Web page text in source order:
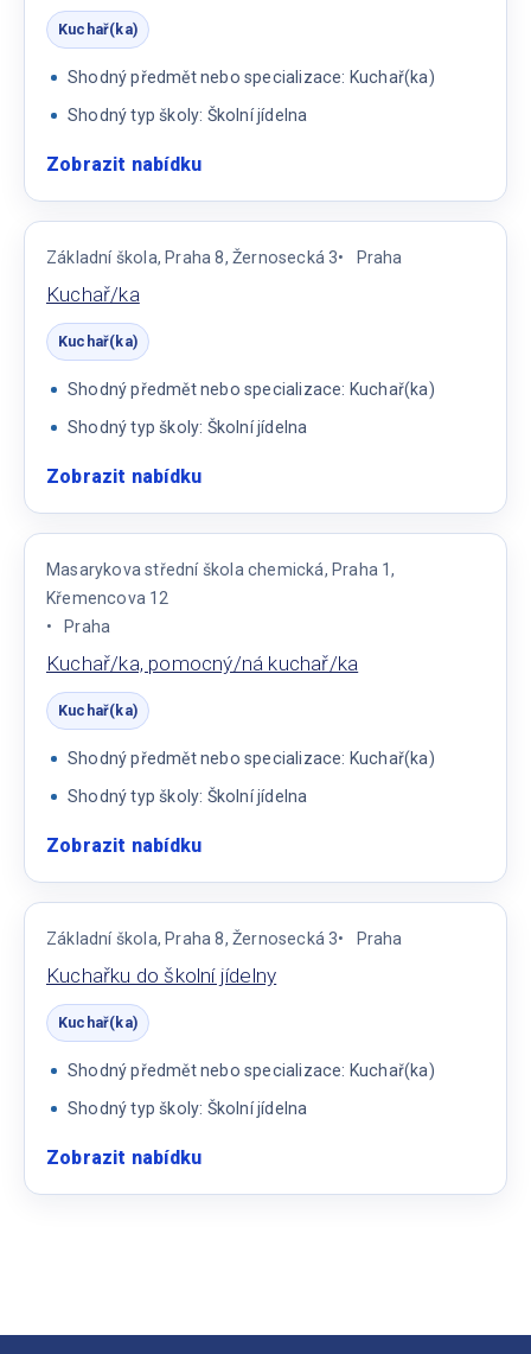
Kuchař(ka)
Shodný předmět nebo specializace: Kuchař(ka)
Shodný typ školy: Školní jídelna
Zobrazit nabídku:
praktického
vyučování
Základní škola, Praha 8, Žernosecká 3 Praha
Kuchař/ka
Kuchař(ka)
Shodný předmět nebo specializace: Kuchař(ka)
Shodný typ školy: Školní jídelna
Zobrazit nabídku:
Masarykova střední škola chemická, Praha 1,
Křemencova 12
Praha
Kuchař/ka, pomocný/ná kuchař/ka
Kuchař(ka)
Shodný předmět nebo specializace: Kuchař(ka)
Shodný typ školy: Školní jídelna
Zobrazit nabídku:
pomocný/ná
kuchař/ka
Základní škola, Praha 8, Žernosecká 3 Praha
Kuchařku do školní jídelny
Kuchař(ka)
Shodný předmět nebo specializace: Kuchař(ka)
Shodný typ školy: Školní jídelna
Zobrazit nabídku: